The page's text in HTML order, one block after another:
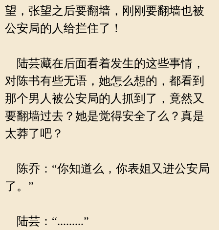
望，张望之后要翻墙，刚刚要翻墙也被
公安局的人给拦住了！
陆芸藏在后面看着发生的这些事情，
对陈书有些无语，她怎么想的，都看到
那个男人被公安局的人抓到了，竟然又
要翻墙过去？她是觉得安全了么？真是
太莽了吧？
陈乔：“你知道么，你表姐又进公安局
了。”
陆芸：“.........”